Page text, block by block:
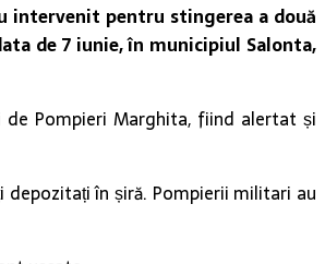
intervenit pentru stingerea a două
de 7 iunie, în municipiul Salonta,
de Pompieri Marghita, fiind alertat și
depozitați în șiră. Pompierii militari au